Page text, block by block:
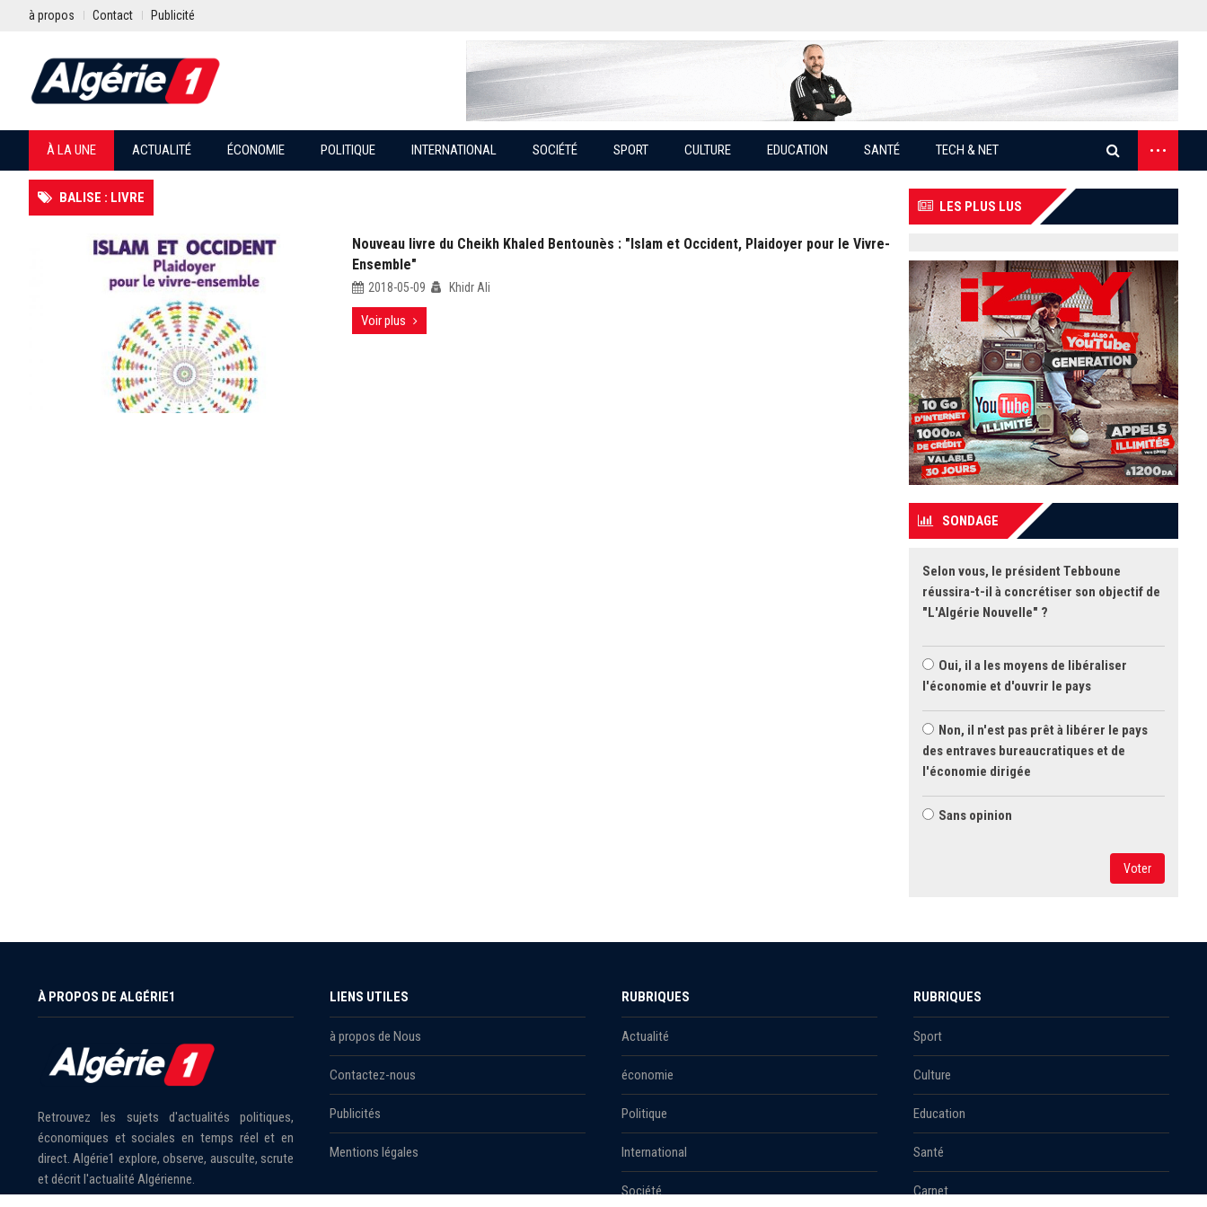
à propos Contact Publicité
À LA UNE ACTUALITÉ ÉCONOMIE POLITIQUE INTERNATIONAL SOCIÉTÉ SPORT CULTURE EDUCATION SANTÉ TECH & NET ...
BALISE : LIVRE
Nouveau livre du Cheikh Khaled Bentounès : "Islam et Occident, Plaidoyer pour le Vivre-
Ensemble"
2018-05-09 Khidr Ali
Voir plus
LES PLUS LUS
SONDAGE
Selon vous, le président Tebboune
réussira-t-il à concrétiser son objectif de
"L'Algérie Nouvelle" ?
Oui, il a les moyens de libéraliser
l'économie et d'ouvrir le pays
Non, il n'est pas prêt à libérer le pays
des entraves bureaucratiques et de
l'économie dirigée
Sans opinion
Voter
À PROPOS DE ALGÉRIE1
Retrouvez les sujets d'actualités politiques,
économiques et sociales en temps réel et en
direct. Algérie1 explore, observe, ausculte, scrute
et décrit l'actualité Algérienne.
LIENS UTILES
à propos de Nous
Contactez-nous
Publicités
Mentions légales
RUBRIQUES
Actualité
économie
Politique
International
Société
RUBRIQUES
Sport
Culture
Education
Santé
Carnet